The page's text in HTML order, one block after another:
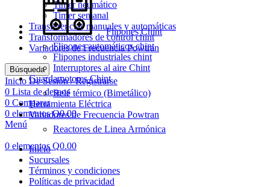
Timer neumático
Timer semanal
Transferencias manuales y automáticas
Transformadores de control chint
Variadores de Frecuencia Powtran
Búsqueda
Inicio De Sesión / Registrarse
0 Lista de deseos
0 Comparar
0 elementos Q0.00
Menú
0 elementos Q0.00
Flipones Chint
Flipones automáticos chint
Flipones industriales chint
Interruptores al aire Chint
Guardamotores Chint
Relé térmico (Bimetálico)
Herramienta Eléctrica
Variadores de Frecuencia Powtran
Reactores de Linea Armónica
Inicio
Sucursales
Términos y condiciones
Políticas de privacidad